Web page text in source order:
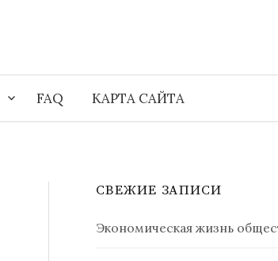
FAQ КАРТА САЙТА
СВЕЖИЕ ЗАПИСИ
Экономическая жизнь